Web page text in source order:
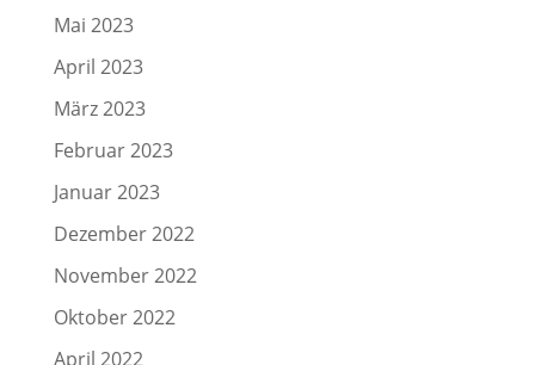
Mai 2023
April 2023
März 2023
Februar 2023
Januar 2023
Dezember 2022
November 2022
Oktober 2022
April 2022